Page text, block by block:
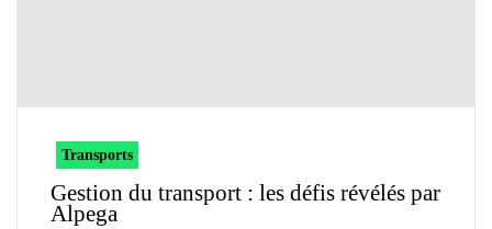
Transports
Gestion du transport : les défis révélés par
Alpega